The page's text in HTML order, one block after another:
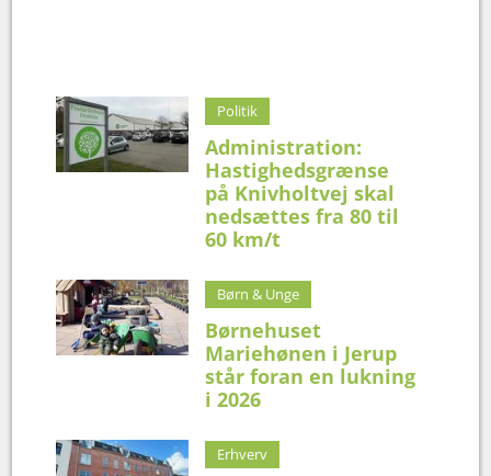
Politik
Administration:
Hastighedsgrænse
på Knivholtvej skal
nedsættes fra 80 til
60 km/t
Børn & Unge
Børnehuset
Mariehønen i Jerup
står foran en lukning
i 2026
Erhverv